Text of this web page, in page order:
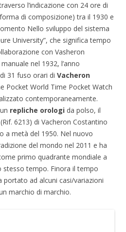
l’indicazione con 24 ore di
di composizione) tra il 1930 e
Nello sviluppo del sistema
University”, che significa tempo
con Vasheron
nel 1932, l’anno
31 fuso orari di Vacheron
Pocket World Time Pocket Watch
contemporaneamente.
repliche orologi da polso, il
6213) di Vacheron Costantino
a metà del 1950. Nel nuovo
del mondo nel 2011 e ha
primo quadrante mondiale a
tempo. Finora il tempo
portato ad alcuni casi/variazioni
marchio di marchio.